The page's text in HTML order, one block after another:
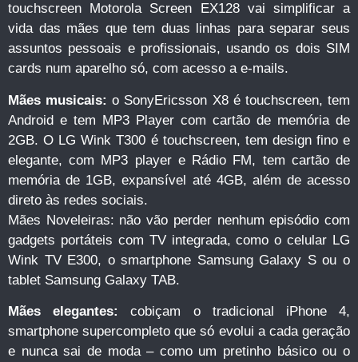
touchscreen Motorola Screen EX128 vai simplificar a
vida das mães que tem duas linhas para separar seus
assuntos pessoais e profissionais, usando os dois SIM
cards num aparelho só, com acesso a e-mails.
Mães musicais: o SonyEricsson X8 é touchscreen, tem
Android e tem MP3 Player com cartão de memória de
2GB. O LG Wink T300 é touchscreen, tem design fino e
elegante, com MP3 player e Rádio FM, tem cartão de
memória de 1GB, expansível até 4GB, além de acesso
direto às redes sociais.
Mães Noveleiras: não vão perder nenhum episódio com
gadgets portáteis com TV integrada, como o celular LG
Wink TV E300, o smartphone Samsung Galaxy S ou o
tablet Samsung Galaxy TAB.
Mães elegantes:cobiçam o tradicional iPhone 4,
smartphone supercompleto que só evolui a cada geração
e nunca sai de moda – como um pretinho básico ou o